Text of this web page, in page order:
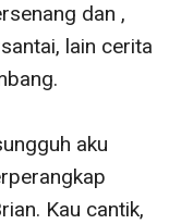
dan ,
lain cerita
aku
Kau cantik,